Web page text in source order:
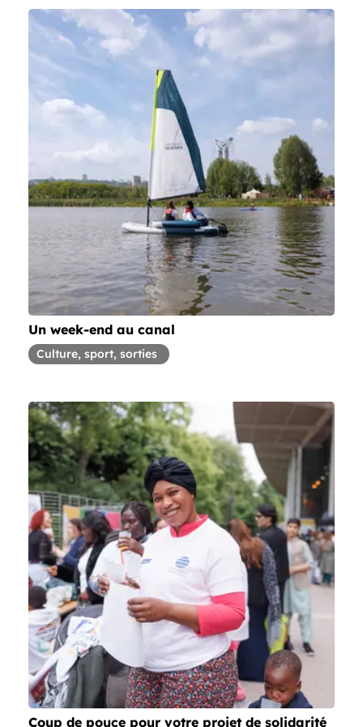
Un week-end au canal
Article concernant la thématique
Culture, sport, sorties
Coup de pouce pour votre projet de solidarité